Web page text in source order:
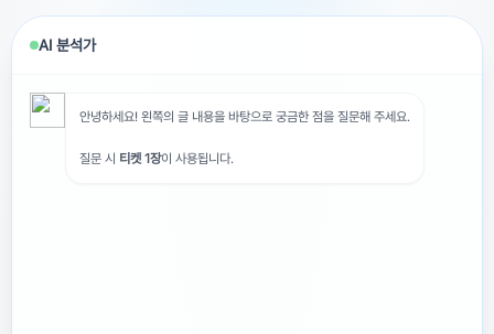
AI 분석가
안녕하세요! 왼쪽의 글 내용을 바탕으로 궁금한 점을 질문해 주세요.
질문 시 티켓 1장이 사용됩니다.